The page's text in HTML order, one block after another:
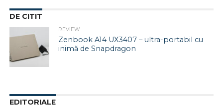
DE CITIT
REVIEW
Zenbook A14 UX3407 – ultra-portabil cu
inimă de Snapdragon
EDITORIALE